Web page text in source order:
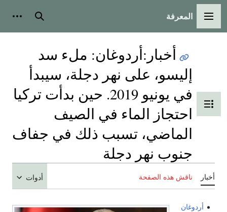
القائمة الرئيسية
المعرفة بحث
تبديل عرض جدول المحتويات
أخبار :أردوغان: ملء سد
إليسو، على نهر دجلة، سيبدأ
في يونيو 2019. حين بدأت تركيا
احتجاز الماء في الصيف
الماضي، تسبب ذلك في جفاف
جنوب نهر دجلة
أخبار ناقش هذه الصفحة أدوات
أردوغان